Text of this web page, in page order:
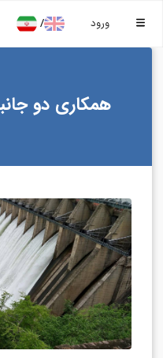
ورود /
همکاری دو